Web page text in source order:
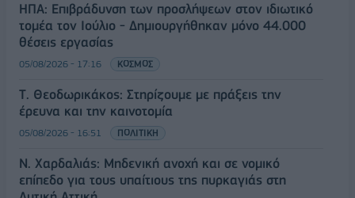
ΗΠΑ: Επιβράδυνση των προσλήψεων στον ιδιωτικό
τομέα τον Ιούλιο - Δημιουργήθηκαν μόνο 44.000
θέσεις εργασίας
05/08/2026 - 17:16 ΚΟΣΜΟΣ
Τ. Θεοδωρικάκος: Στηρίζουμε με πράξεις την
έρευνα και την καινοτομία
05/08/2026 - 16:51 ΠΟΛΙΤΙΚΗ
Ν. Χαρδαλιάς: Μηδενική ανοχή και σε νομικό
επίπεδο για τους υπαίτιους της πυρκαγιάς στη